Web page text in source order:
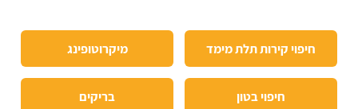
חיפוי קירות תלת מימד מיקרוטופינג
חיפוי בטון בריקים